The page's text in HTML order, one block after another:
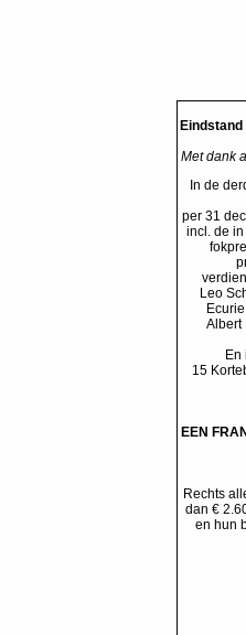
Eindstand
Met dank
In de
per 31
incl. de
Leo
Albert
En
15
EEN
Rechts
dan €
en hun